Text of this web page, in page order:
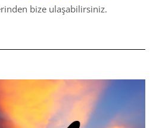
bize ulaşabilirsiniz.